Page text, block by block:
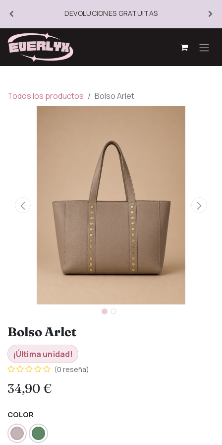
DEVOLUCIONES GRATUITAS
Todos los productos Bolso Arlet
Bolso Arlet
¡Última unidad!
(0 reseña)
34,90€
COLOR